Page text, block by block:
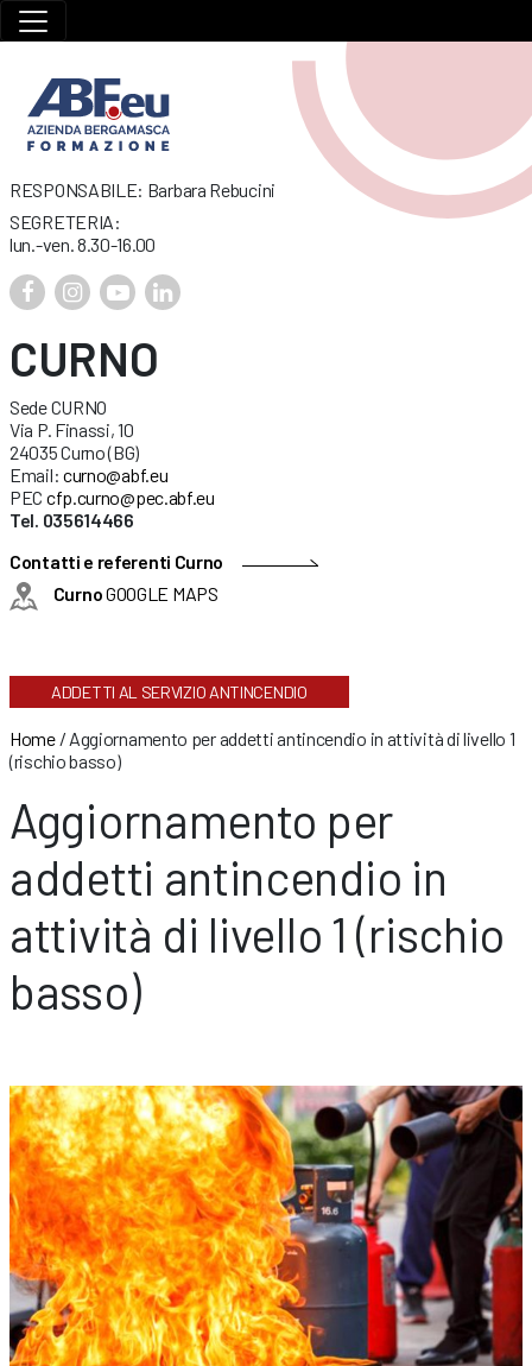
RESPONSABILE: Barbara Rebucini
SEGRETERIA:
lun.-ven. 8.30-16.00
CURNO
Sede CURNO
Via P. Finassi, 10
24035 Curno (BG)
Email: curno@abf.eu
PEC cfp.curno@pec.abf.eu
Tel. 035614466
Contatti e referenti Curno
CurnoGOOGLE MAPS
ADDETTI AL SERVIZIO ANTINCENDIO
Home/ Aggiornamento per addetti antincendio in attività di livello 1
(rischio basso)
Aggiornamento per
addetti antincendio in
attività di livello 1 (rischio
basso)